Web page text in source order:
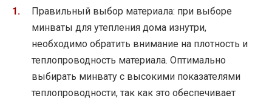
Правильный выбор материала: при выборе
минваты для утепления дома изнутри,
необходимо обратить внимание на плотность и
теплопроводность материала. Оптимально
выбирать минвату с высокими показателями
теплопроводности, так как это обеспечивает